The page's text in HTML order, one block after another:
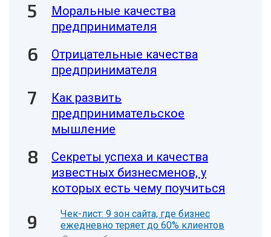
Моральные качества
предпринимателя
Отрицательные качества
предпринимателя
Как развить
предпринимательское
мышление
Секреты успеха и качества
известных бизнесменов, у
которых есть чему поучиться
Чек-лист: 9 зон сайта, где бизнес
ежедневно теряет до 60% клиентов